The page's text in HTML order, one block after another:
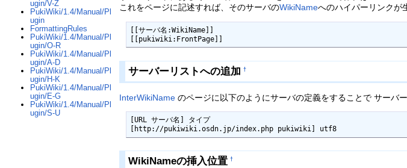
これをページに記述すれば、そのサーバのWikiNameへのハイパーリンクが
[[サーバ名:WikiName]]
[[pukiwiki:FrontPage]]
サーバーリストへの追加 †
InterWikiNameのページに以下のようにサーバの定義をすることで サーバ
[URL サーバ名] タイプ
[http://pukiwiki.osdn.jp/index.php pukiwiki] utf8
WikiNameの挿入位置 †
ugin/V-Z
PukiWiki/1.4/Manual/Pl
ugin
FormattingRules
PukiWiki/1.4/Manual/Pl
ugin/O-R
PukiWiki/1.4/Manual/Pl
ugin/A-D
PukiWiki/1.4/Manual/Pl
ugin/H-K
PukiWiki/1.4/Manual/Pl
ugin/E-G
PukiWiki/1.4/Manual/Pl
ugin/S-U